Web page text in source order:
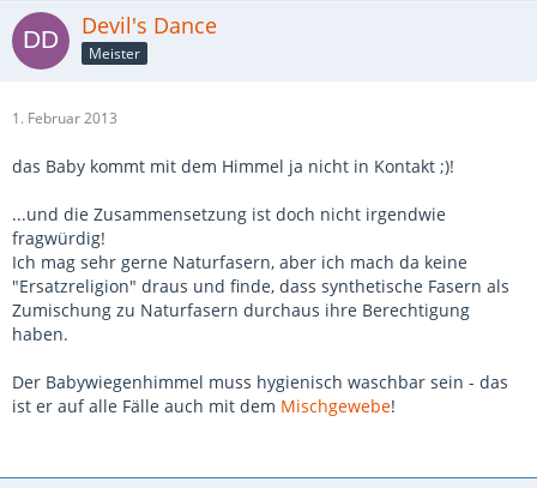
Devil's Dance
Meister
1. Februar 2013
das Baby kommt mit dem Himmel ja nicht in Kontakt ;)!
...und die Zusammensetzung ist doch nicht irgendwie
fragwürdig!
Ich mag sehr gerne Naturfasern, aber ich mach da keine
"Ersatzreligion" draus und finde, dass synthetische Fasern als
Zumischung zu Naturfasern durchaus ihre Berechtigung
haben.
Der Babywiegenhimmel muss hygienisch waschbar sein - das
ist er auf alle Fälle auch mit dem Mischgewebe!